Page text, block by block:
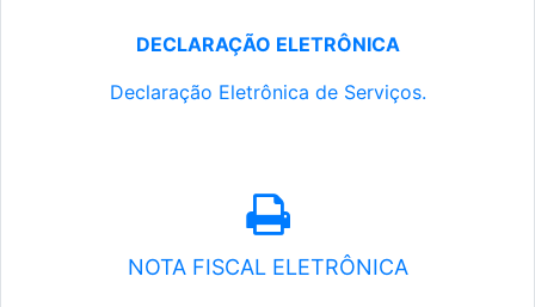
DECLARAÇÃO ELETRÔNICA
Declaração Eletrônica de Serviços.
NOTA FISCAL ELETRÔNICA